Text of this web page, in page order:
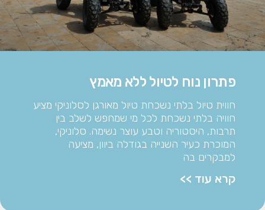
פתרון נוח לטיול ללא מאמץ
חווית טיול בלתי נשכחת טיול מאורגן לסלוניקי מציע
חוויה בלתי נשכחת לכל מי שמחפש לשלב בין
תרבות, היסטוריה וטבע עוצר נשימה. סלוניקי,
המוכרת כעיר השנייה בגודלה ביוון, מציעה
למבקרים בה
קרא עוד >>